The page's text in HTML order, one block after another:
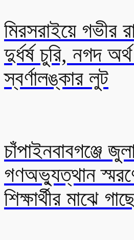
মিরসরাইয়ে গভীর
দুর্ধর্ষ চুরি, নগদ
স্বর্ণালঙ্কার লুট
চাঁপাইনবাবগঞ্জে
গণঅভ্যুত্থান
শিক্ষার্থীর মাঝে